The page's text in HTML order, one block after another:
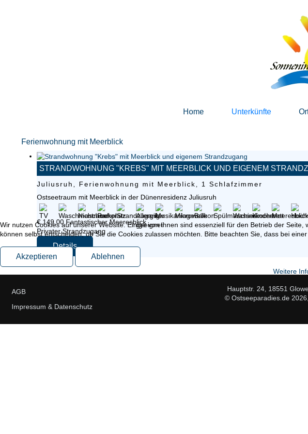
Home Unterkünfte
Ferienwohnung mit Meerblick
STRANDWOHNUNG "KREBS" MIT MEERBLICK UND EIGENEM
Juliusruh, Ferienwohnung mit Meerblick, 1 Schlafzimmer
Ostseetraum mit Meerblick in der Dünenresidenz Juliusruh
€ 149,00 Fantastischer Meeresblick
Privater Strandzugang
Details
AGB
Impressum & Datenschutz
Hauptstr. 24, 18551
© Ostseeparadies.de
Wir nutzen Cookies auf unserer Website. Einige von ihnen sind essenziell für den Betrieb der
können selbst entscheiden, ob Sie die Cookies zulassen möchten. Bitte beachten Sie, dass bei
Akzeptieren Ablehnen
Weitere